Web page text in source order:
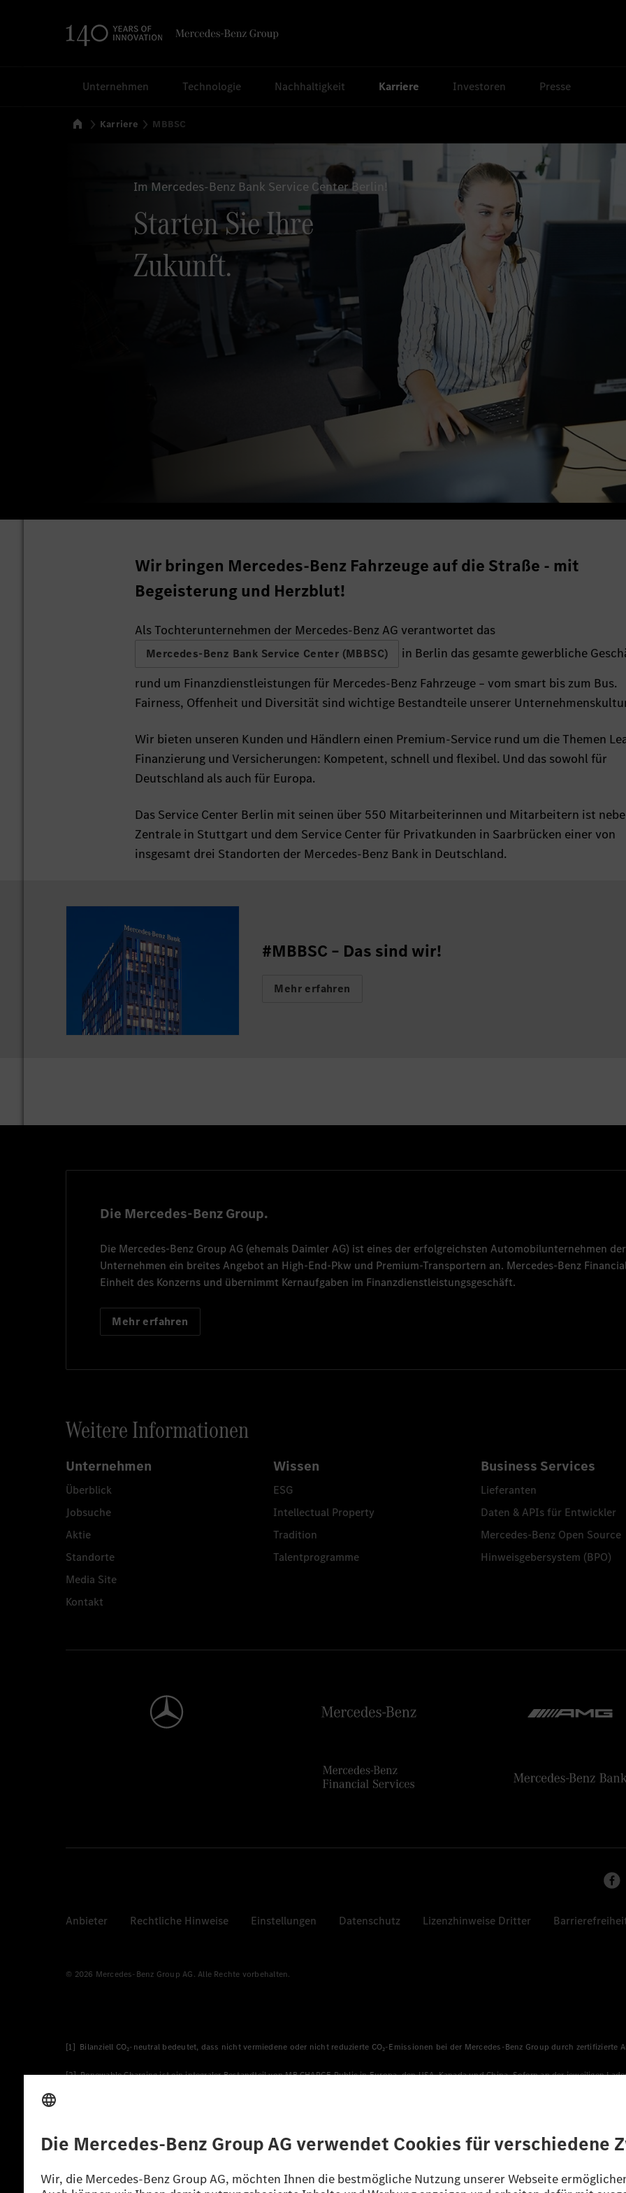
Unternehmen Technologie Nachhaltigkeit Karriere Investoren Presse
Startseite
Karriere MBBSC
Im Mercedes-Benz Bank Service Center Berlin!
Starten Sie Ihre
Zukunft.
Wir bringen Mercedes-Benz Fahrzeuge auf die Straße - mit
Begeisterung und Herzblut!
Als Tochterunternehmen der Mercedes-Benz AG verantwortet das
Mercedes-Benz Bank Service Center (MBBSC)
in Berlin das gesamte gewerbliche
rund um Finanzdienstleistungen für Mercedes-Benz Fahrzeuge – vom smart bis zum Bus.
Fairness, Offenheit und Diversität sind wichtige Bestandteile unserer
Wir bieten unseren Kunden und Händlern einen Premium-Service rund um die Themen
Finanzierung und Versicherungen: Kompetent, schnell und flexibel. Und das sowohl für
Deutschland als auch für Europa.
Das Service Center Berlin mit seinen über 550 Mitarbeiterinnen und Mitarbeitern ist
Zentrale in Stuttgart und dem Service Center für Privatkunden in Saarbrücken einer von
insgesamt drei Standorten der Mercedes-Benz Bank in Deutschland.
#MBBSC – Das sind wir!
Mehr erfahren
Die Mercedes-Benz Group.
Die Mercedes-Benz Group AG (ehemals Daimler AG) ist eines der erfolgreichsten Automobilunternehmen
Unternehmen ein breites Angebot an High-End-Pkw und Premium-Transportern an. Mercedes-Benz
Einheit des Konzerns und übernimmt Kernaufgaben im Finanzdienstleistungsgeschäft.
Mehr erfahren
Weitere Informationen
Unternehmen
Überblick
Jobsuche
Aktie
Standorte
Media Site
Kontakt
Wissen
ESG
Intellectual Property
Tradition
Talentprogramme
Business Services
Lieferanten
Daten & APIs für Entwickler
Mercedes-Benz Open Source
Hinweisgebersystem (BPO)
Anbieter Rechtliche Hinweise Einstellungen Datenschutz Lizenzhinweise Dritter
© 2026 Mercedes-Benz Group AG. Alle Rechte vorbehalten.
[1] Bilanziell CO₂-neutral bedeutet, dass nicht vermiedene oder nicht reduzierte CO₂-Emissionen bei der Mercedes-Benz Group durch zertifizierte
[2] Renewable Charging ist ein integraler Bestandteil von MB.CHARGE Public in Europa, den USA, Kanada und China. Sofern an der jeweiligen
* Die angegebenen Werte wurden nach dem vorgeschriebenen Messverfahren WLTP (Worldwide harmonised Light vehicles Test Procedure)
europäischen Markt. Der Energieverbrauch und der CO₂-Ausstoß eines Pkw sind nicht nur von der effizienten Ausnutzung des Kraftstoffs bzw.
** Der Stromverbrauch wurde auf der Grundlage der VO 692/2008/EG nach NEFZ ermittelt. Der Stromverbrauch ist abhängig von der